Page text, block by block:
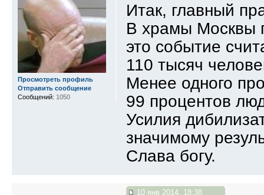
Итак, главный
В храмы Москвы
это событие
110 тысяч
Менее одного
99 процентов
Усилия
значимому
Слава богу.
Просмотреть профиль
Отправить сообщение
Сообщений: 1050
10 янв 2014, 18:38